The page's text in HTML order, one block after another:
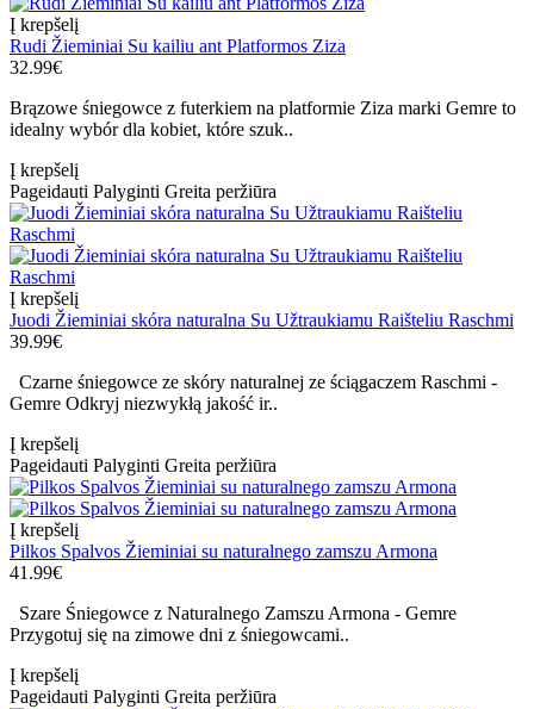
Į krepšelį
Rudi Žieminiai Su kailiu ant Platformos Ziza
32.99€
Brązowe śniegowce z futerkiem na platformie Ziza marki Gemre to
idealny wybór dla kobiet, które szuk..
Į krepšelį
Pageidauti Palyginti Greita peržiūra
Į krepšelį
Juodi Žieminiai skóra naturalna Su Užtraukiamu Raišteliu Raschmi
39.99€
Czarne śniegowce ze skóry naturalnej ze ściągaczem Raschmi -
Gemre Odkryj niezwykłą jakość ir..
Į krepšelį
Pageidauti Palyginti Greita peržiūra
Į krepšelį
Pilkos Spalvos Žieminiai su naturalnego zamszu Armona
41.99€
Szare Śniegowce z Naturalnego Zamszu Armona - Gemre
Przygotuj się na zimowe dni z śniegowcami..
Į krepšelį
Pageidauti Palyginti Greita peržiūra